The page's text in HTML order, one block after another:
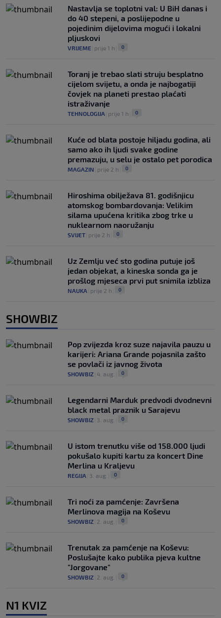
Nastavlja se toplotni val: U BiH danas i
do 40 stepeni, a poslijepodne u
pojedinim dijelovima mogući i lokalni
pljuskovi
VRIJEME prije 1 h 0
Toranj je trebao slati struju besplatno
cijelom svijetu, a onda je najbogatiji
čovjek na planeti prestao plaćati
istraživanje
TEHNOLOGIJA prije 1 h 0
Kuće od blata postoje hiljadu godina, ali
samo ako ih ljudi svake godine
premazuju, u selu je ostalo pet porodica
MAGAZIN prije 2 h 0
Hiroshima obilježava 81. godišnjicu
atomskog bombardovanja: Velikim
silama upućena kritika zbog trke u
nuklearnom naoružanju
SVIJET prije 2 h 0
Uz Zemlju već sto godina putuje još
jedan objekat, a kineska sonda ga je
prošlog mjeseca prvi put snimila izbliza
NAUKA prije 2 h 0
SHOWBIZ
Pop zvijezda kroz suze najavila pauzu u
karijeri: Ariana Grande pojasnila zašto
se povlači iz javnog života
SHOWBIZ 4. aug. 0
Legendarni Marduk predvodi dvodnevni
black metal praznik u Sarajevu
SHOWBIZ 3. aug. 0
U istom trenutku više od 158.000 ljudi
pokušalo kupiti kartu za koncert Dine
Merlina u Kraljevu
REGIJA 3. aug. 0
Tri noći za pamćenje: Završena
Merlinova magija na Koševu
SHOWBIZ 2. aug. 0
Trenutak za pamćenje na Koševu:
Poslušajte kako publika pjeva kultne
"Jorgovane"
SHOWBIZ 2. aug. 0
N1 KVIZ